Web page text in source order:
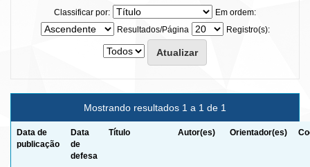
Classificar por:
Em ordem:
Resultados/Página
Registro(s):
Mostrando resultados 1 a 1 de 1
Data de
publicação
Data
de
defesa
Título Autor(es) Orientador(es)